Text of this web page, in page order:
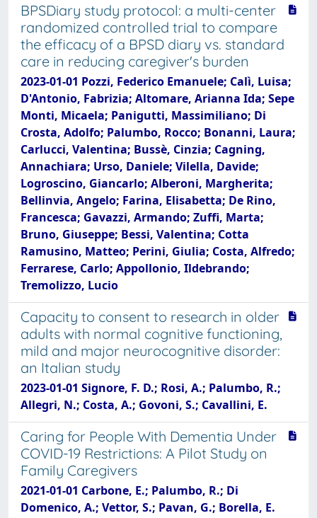
BPSDiary study protocol: a multi-center
randomized controlled trial to compare
the efficacy of a BPSD diary vs. standard
care in reducing caregiver's burden
2023-01-01 Pozzi, Federico Emanuele; Calì, Luisa;
D'Antonio, Fabrizia; Altomare, Arianna Ida; Sepe
Monti, Micaela; Panigutti, Massimiliano; Di
Crosta, Adolfo; Palumbo, Rocco; Bonanni, Laura;
Carlucci, Valentina; Bussè, Cinzia; Cagning,
Annachiara; Urso, Daniele; Vilella, Davide;
Logroscino, Giancarlo; Alberoni, Margherita;
Bellinvia, Angelo; Farina, Elisabetta; De Rino,
Francesca; Gavazzi, Armando; Zuffi, Marta;
Bruno, Giuseppe; Bessi, Valentina; Cotta
Ramusino, Matteo; Perini, Giulia; Costa, Alfredo;
Ferrarese, Carlo; Appollonio, Ildebrando;
Tremolizzo, Lucio
Capacity to consent to research in older
adults with normal cognitive functioning,
mild and major neurocognitive disorder:
an Italian study
2023-01-01 Signore, F. D.; Rosi, A.; Palumbo, R.;
Allegri, N.; Costa, A.; Govoni, S.; Cavallini, E.
Caring for People With Dementia Under
COVID-19 Restrictions: A Pilot Study on
Family Caregivers
2021-01-01 Carbone, E.; Palumbo, R.; Di
Domenico, A.; Vettor, S.; Pavan, G.; Borella, E.